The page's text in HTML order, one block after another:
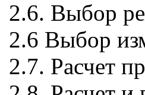
2.6. Выбор
2.6 Выбор
2.7. Расчет